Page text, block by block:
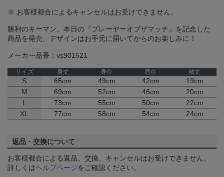
※ お客様都合によるキャンセルはお受けできません。
勝利のキーマン、本日の『プレーヤーオブザマッチ』を記念した
商品を発売、デザインはお手元に届いてからのお楽しみに！
メーカー品番：vs901521
サイズ 身丈 身巾 肩巾 袖丈
S 65cm 49cm 42cm
19cm
M
69cm 52cm 46cm
20cm
L
73cm 55cm 50cm
22cm
XL
77cm 58cm 54cm 24cm
返品・交換について
お客様都合による返品、交換、キャンセルはお受けできません。
詳しくはヘルプページをご確認ください。